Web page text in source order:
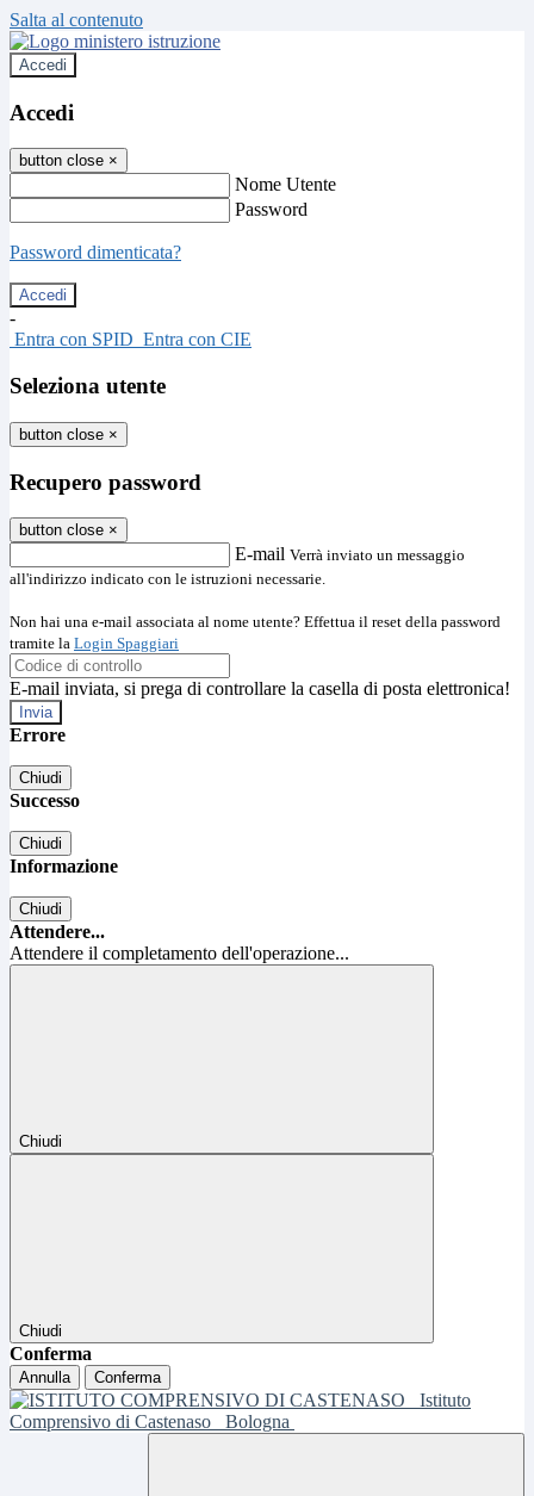
Salta al contenuto
Accedi
Accedi
button close ×
Nome Utente
Password
Password dimenticata?
-
Entra con SPID Entra con CIE
Seleziona utente
button close ×
Recupero password
button close ×
E-mail Verrà inviato un messaggio
all'indirizzo indicato con le istruzioni necessarie.
Non hai una e-mail associata al nome utente? Effettua il reset della password
tramite la Login Spaggiari
E-mail inviata, si prega di controllare la casella di posta elettronica!
Errore
Chiudi
Successo
Chiudi
Informazione
Chiudi
Attendere...
Attendere il completamento dell'operazione...
Chiudi
Chiudi
Conferma
Annulla Conferma
Istituto
Comprensivo di Castenaso
Bologna